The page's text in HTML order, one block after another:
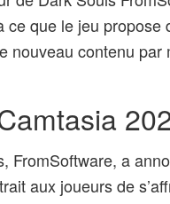
ce que le jeu propose
nouveau contenu par
FromSoftware, a
aux joueurs de